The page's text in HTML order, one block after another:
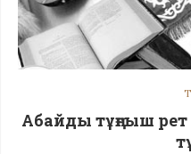
Абайды тұңғыш